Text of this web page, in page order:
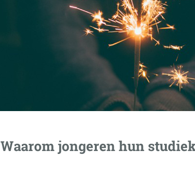
Waarom jongeren hun